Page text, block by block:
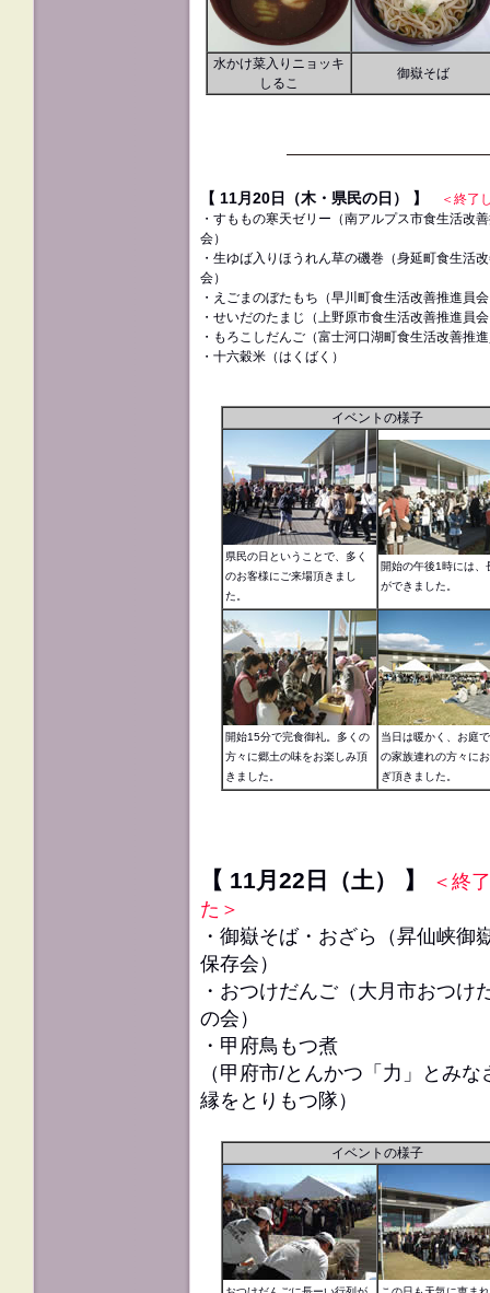
水かけ菜入りニョッキ
しるこ
御嶽そば
【 11月20日（木・県民の日） 】
＜終了
・すももの寒天ゼリー （南アルプス市食生活改
会）
・生ゆば入りほうれん草の磯巻（身延町食生活
会）
・えごまのぼたもち（早川町食生活改善推進員
・せいだのたまじ（上野原市食生活改善推進員
・もろこしだんご（富士河口湖町食生活改善推
・十六穀米（はくばく）
イベントの様子
県民の日ということで、多く
のお客様にご来場頂きまし
た。
開始の午後1時には、
ができました。
開始15分で完食御礼。多くの
方々に郷土の味をお楽しみ頂
きました。
当日は暖かく、お庭
の家族連れの方々に
ぎ頂きました。
【 11月22日（土） 】
＜終
た＞
・御嶽そば・おざら（昇仙峡御
保存会）
・おつけだんご（大月市おつけ
の会）
・甲府鳥もつ煮
（甲府市/とんかつ「力」とみな
縁をとりもつ隊）
イベントの様子